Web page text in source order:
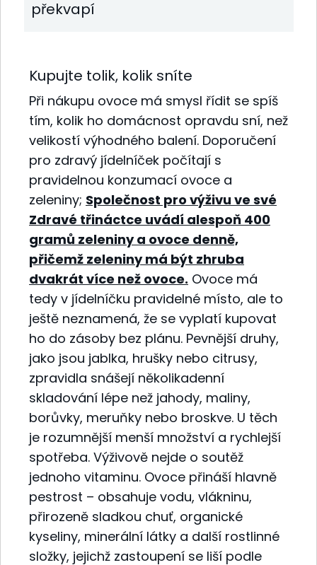
překvapí
Kupujte tolik, kolik sníte
Při nákupu ovoce má smysl řídit se spíš
tím, kolik ho domácnost opravdu sní, než
velikostí výhodného balení. Doporučení
pro zdravý jídelníček počítají s
pravidelnou konzumací ovoce a
zeleniny; Společnost pro výživu ve své
Zdravé třináctce uvádí alespoň 400
gramů zeleniny a ovoce denně,
přičemž zeleniny má být zhruba
dvakrát více než ovoce. Ovoce má
tedy v jídelníčku pravidelné místo, ale to
ještě neznamená, že se vyplatí kupovat
ho do zásoby bez plánu. Pevnější druhy,
jako jsou jablka, hrušky nebo citrusy,
zpravidla snášejí několikadenní
skladování lépe než jahody, maliny,
borůvky, meruňky nebo broskve. U těch
je rozumnější menší množství a rychlejší
spotřeba. Výživově nejde o soutěž
jednoho vitaminu. Ovoce přináší hlavně
pestrost – obsahuje vodu, vlákninu,
přirozeně sladkou chuť, organické
kyseliny, minerální látky a další rostlinné
složky, jejichž zastoupení se liší podle